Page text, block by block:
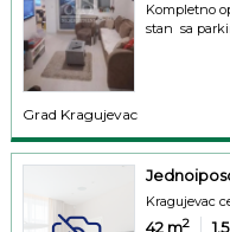
Kompletno
stan sa
Grad Kragujevac
Kragujevac
42 m2 1.5